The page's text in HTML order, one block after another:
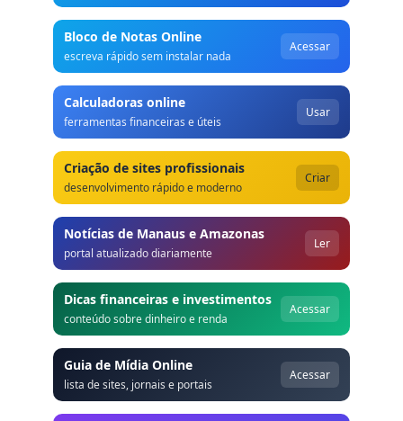
Bloco de Notas Online
escreva rápido sem instalar nada
Acessar
Calculadoras online
ferramentas financeiras e úteis
Usar
Criação de sites profissionais
desenvolvimento rápido e moderno
Criar
Notícias de Manaus e Amazonas
portal atualizado diariamente
Ler
Dicas financeiras e investimentos
conteúdo sobre dinheiro e renda
Acessar
Guia de Mídia Online
lista de sites, jornais e portais
Acessar